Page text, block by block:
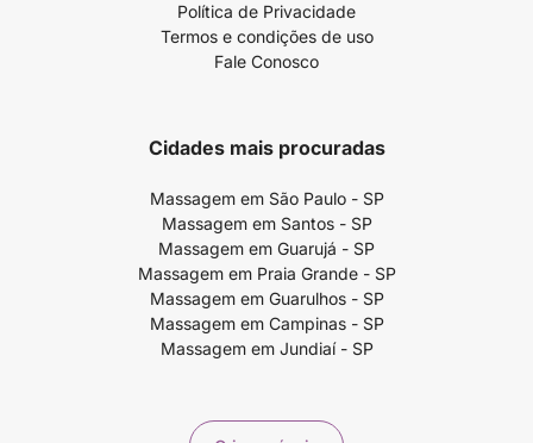
Política de Privacidade
Termos e condições de uso
Fale Conosco
Cidades mais procuradas
Massagem em São Paulo - SP
Massagem em Santos - SP
Massagem em Guarujá - SP
Massagem em Praia Grande - SP
Massagem em Guarulhos - SP
Massagem em Campinas - SP
Massagem em Jundiaí - SP